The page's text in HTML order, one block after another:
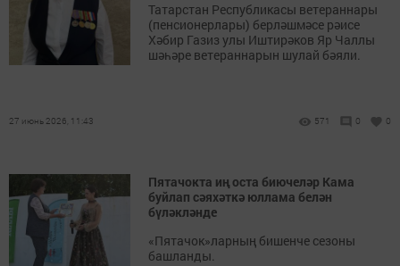
Татарстан Республикасы ветераннары
(пенсионерлары) берләшмәсе рәисе
Хәбир Газиз улы Иштирәков Яр Чаллы
шәһәре ветераннарын шулай бәяли.
27 июнь 2026, 11:43 571 0 0
Пятачокта иң оста биючеләр Кама
буйлап сәяхәткә юллама белән
бүләкләнде
«Пятачок»ларның бишенче сезоны
башланды.